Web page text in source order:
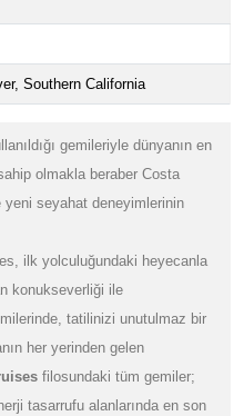
Southern California
gemileriyle dünyanın en
olmakla beraber Costa
seyahat deneyimlerinin
ilk yolculuğundaki heyecanla
konukseverliği ile
tatilinizi unutulmaz bir
her yerinden gelen
filosundaki tüm gemiler;
tasarrufu alanlarında en son